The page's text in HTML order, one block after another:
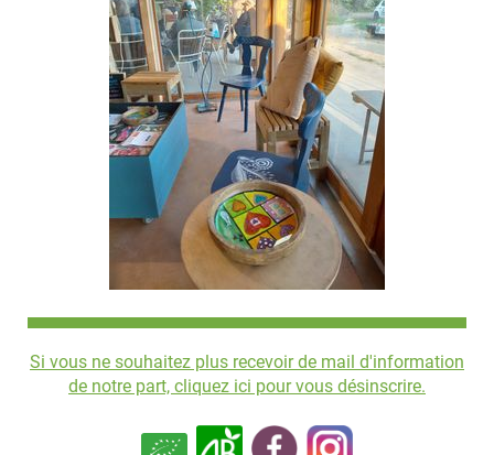
Si vous ne souhaitez plus recevoir de mail d'information
de notre part, cliquez ici pour vous désinscrire.